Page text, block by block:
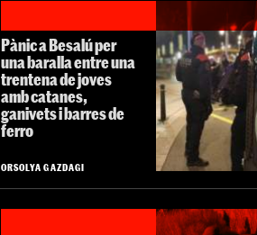
Pànic a Besalú per
una baralla entre una
trentena de joves
amb catanes,
ganivets i barres de
ferro
ORSOLYA GAZDAGI